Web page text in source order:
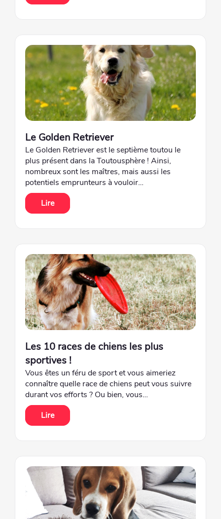
Le Golden Retriever
Le Golden Retriever est le septième toutou le
plus présent dans la Toutousphère ! Ainsi,
nombreux sont les maîtres, mais aussi les
potentiels emprunteurs à vouloir…
Lire
Les 10 races de chiens les plus
sportives !
Vous êtes un féru de sport et vous aimeriez
connaître quelle race de chiens peut vous suivre
durant vos efforts ? Ou bien, vous…
Lire